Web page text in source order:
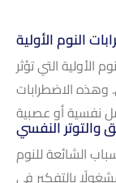
النوم الأولية
التي تؤثر
الاضطرابات
نفسية أو عصبية
والتوتر النفسي
الشائعة للنوم
بالتفكير في